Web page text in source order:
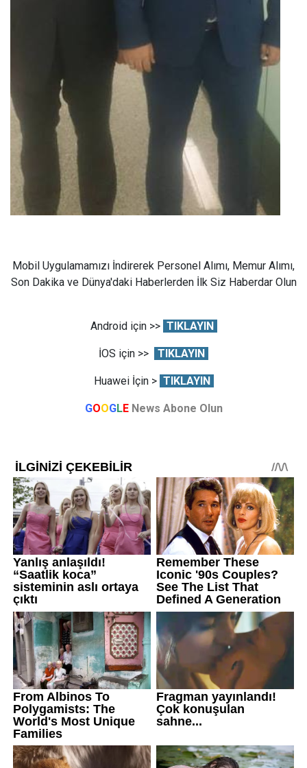
Mobil Uygulamamızı İndirerek Personel Alımı, Memur Alımı,
Son Dakika ve Dünya'daki Haberlerden İlk Siz Haberdar Olun
Android için >> TIKLAYIN
İOS için >> TIKLAYIN
Huawei İçin > TIKLAYIN
GOOGLE News Abone Olun